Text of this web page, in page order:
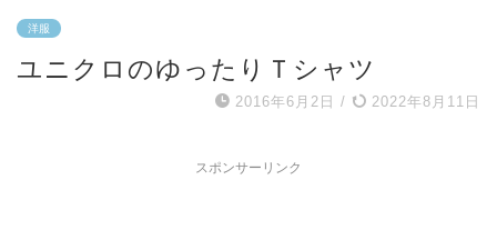
洋服
ユニクロのゆったりＴシャツ
2016年6月2日 / 2022年8月11日
スポンサーリンク